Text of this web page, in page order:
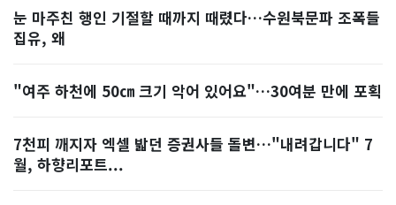
눈 마주친 행인 기절할 때까지 때렸다…수원북문파 조폭들
집유, 왜
"여주 하천에 50㎝ 크기 악어 있어요"…30여분 만에 포획
7천피 깨지자 엑셀 밟던 증권사들 돌변…"내려갑니다" 7
월, 하향리포트...